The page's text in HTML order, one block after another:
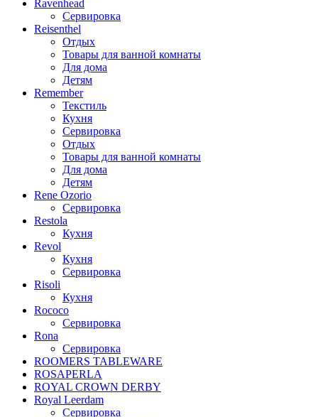
Ravenhead
Сервировка
Reisenthel
Отдых
Товары для ванной комнаты
Для дома
Детям
Remember
Текстиль
Кухня
Сервировка
Отдых
Товары для ванной комнаты
Для дома
Детям
Rene Ozorio
Сервировка
Restola
Кухня
Revol
Кухня
Сервировка
Risoli
Кухня
Rococo
Сервировка
Rona
Сервировка
ROOMERS TABLEWARE
ROSAPERLA
ROYAL CROWN DERBY
Royal Leerdam
Сервировка